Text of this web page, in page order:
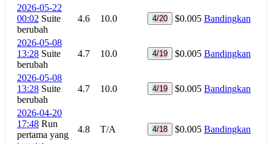
2026-05-22
00:02 Suite
berubah
4.6 10.0 4/20 $0.005 Bandingkan
2026-05-08
13:28 Suite
berubah
4.7 10.0 4/19 $0.005 Bandingkan
2026-05-08
13:28 Suite
berubah
4.7 10.0 4/19 $0.005 Bandingkan
2026-04-20
17:48 Run
pertama yang
4.8 T/A 4/18 $0.005 Bandingkan